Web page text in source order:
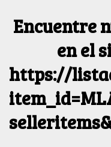
Encuentre
en el
https://